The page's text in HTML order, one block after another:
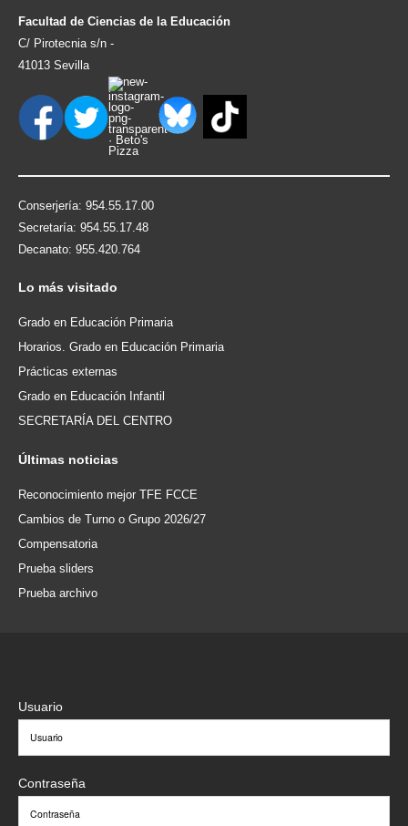
Facultad de Ciencias de la Educación
C/ Pirotecnia s/n -
41013 Sevilla
Conserjería: 954.55.17.00
Secretaría: 954.55.17.48
Decanato: 955.420.764
Lo más visitado
Grado en Educación Primaria
Horarios. Grado en Educación Primaria
Prácticas externas
Grado en Educación Infantil
SECRETARÍA DEL CENTRO
Últimas noticias
Reconocimiento mejor TFE FCCE
Cambios de Turno o Grupo 2026/27
Compensatoria
Prueba sliders
Prueba archivo
Usuario
Contraseña